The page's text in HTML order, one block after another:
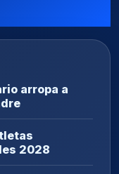
arropa a
2028